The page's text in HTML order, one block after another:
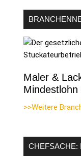
Maler &
>>Weitere
CHEFSACHE: